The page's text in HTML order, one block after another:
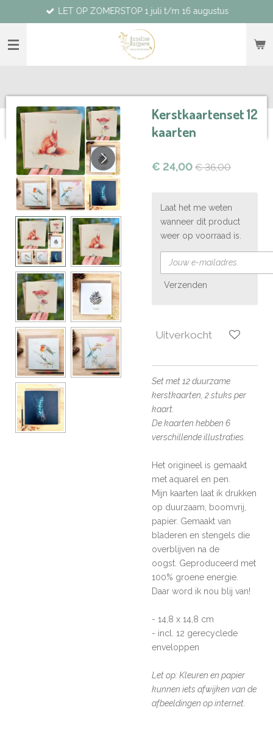
direct
naar
hoofdinhoud
LET OP ZOMERSTOP 1 juli t/m 16 augustus
Kerstkaartenset 12
kaarten
€ 24,00 € 36,00
Laat het me weten
wanneer dit product
weer op voorraad is.
Verzenden
Uitverkocht
Set met 12 duurzame
kerstkaarten, 2 stuks per
kaart.
De kaarten hebben 6
verschillende illustraties.
Het origineel is gemaakt
met aquarel en pen.
Mijn kaarten laat ik drukken
op duurzaam, boomvrij,
papier. Gemaakt van
bladeren en stengels die
overblijven na de
oogst. Geproduceerd met
100% groene energie.
Daar word ik nou blij van!
- 14,8 x 14,8 cm
- incl. 12 gerecyclede
enveloppen
Let op: Kleuren en papier
kunnen iets afwijken van de
afbeeldingen op internet.